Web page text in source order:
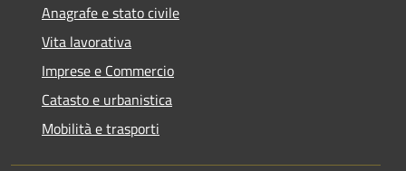
Anagrafe e stato civile
Vita lavorativa
Imprese e Commercio
Catasto e urbanistica
Mobilità e trasporti